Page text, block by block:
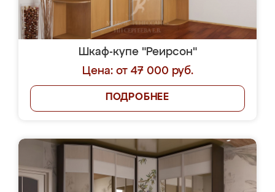
Шкаф-купе "Реирсон"
Цена: от 47 000 руб.
ПОДРОБНЕЕ